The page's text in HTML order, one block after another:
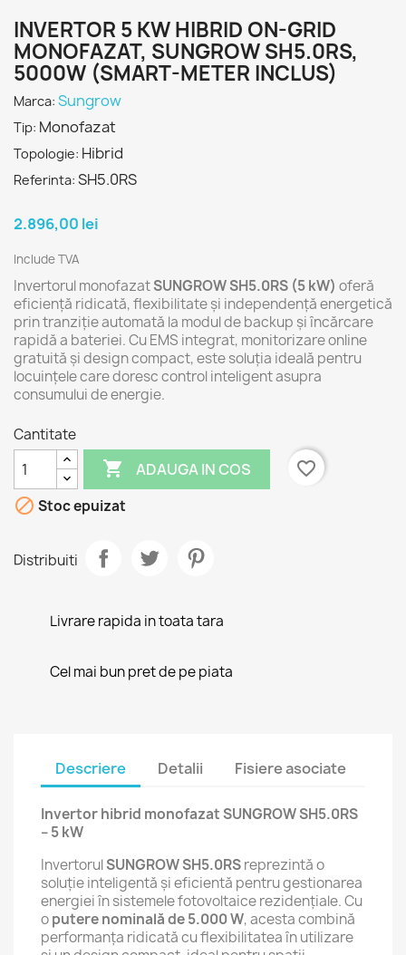
INVERTOR 5 KW HIBRID ON-GRID
MONOFAZAT, SUNGROW SH5.0RS,
5000W (SMART-METER INCLUS)
Marca: Sungrow
Tip: Monofazat
Topologie: Hibrid
Referinta: SH5.0RS
2.896,00 lei
Include TVA
Invertorul monofazatSUNGROW SH5.0RS (5 kW) oferă
eficiență ridicată, flexibilitate și independență energetică
prin tranziție automată la modul de backup și încărcare
rapidă a bateriei. Cu EMS integrat, monitorizare online
gratuită și design compact, este soluția ideală pentru
locuințele care doresc control inteligent asupra
consumului de energie.
Cantitate
 ADAUGA IN COS
favorite_border
 Stoc epuizat
Distribuiti
Livrare rapida in toata tara
Cel mai bun pret de pe piata
Descriere Detalii Fisiere asociate
Invertor hibrid monofazat SUNGROW SH5.0RS
– 5 kW
InvertorulSUNGROW SH5.0RSreprezintă o
soluție inteligentă și eficientă pentru gestionarea
energiei în sistemele fotovoltaice rezidențiale. Cu
oputere nominală de 5.000 W, acesta combină
performanța ridicată cu flexibilitatea în utilizare